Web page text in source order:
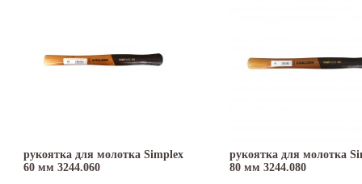
рукоятка для молотка Simplex
60 мм 3244.060
рукоятка для молотка
80 мм 3244.080